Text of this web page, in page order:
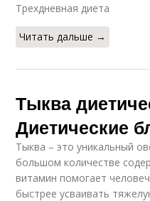
Трехдневная диета
Читать дальше →
Тыква
Диетические
Тыква – это уникальный
большом количестве
витамин помогает
быстрее усваивать